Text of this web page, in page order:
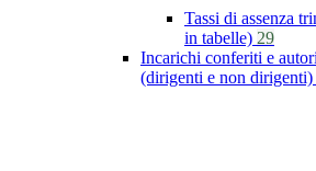
Tassi di assenza
in tabelle) 29
Incarichi conferiti e
(dirigenti e non dirigenti)